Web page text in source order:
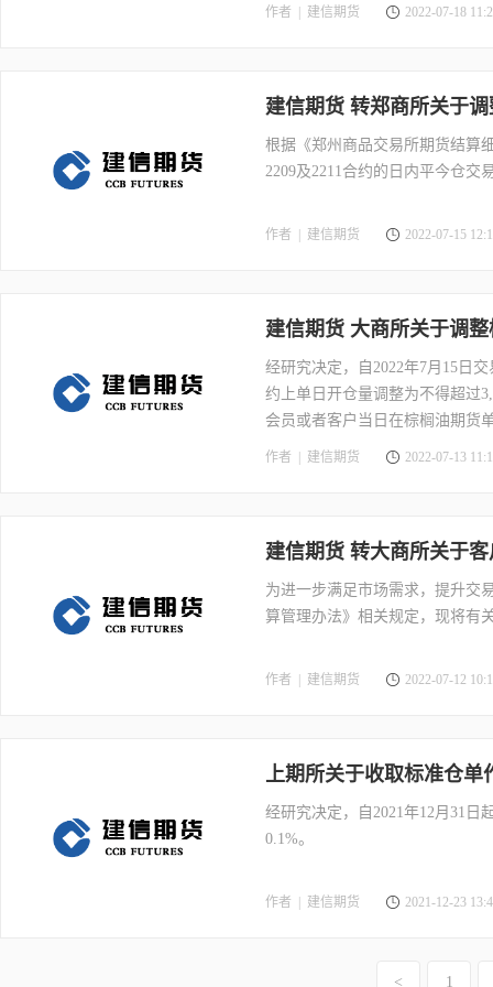
作者 | 建信期货 2022-07-18
建信期货 转郑商所关于
根据《郑州商品交易所期货结算
2209及2211合约的日内平今仓交
作者 | 建信期货 2022-07-15
建信期货 大商所关于调
经研究决定，自2022年7月15日
约上单日开仓量调整为不得超过
会员或者客户当日在棕榈油期货
作者 | 建信期货 2022-07-13
建信期货 转大商所关于
为进一步满足市场需求，提升交
算管理办法》相关规定，现将有
作者 | 建信期货 2022-07-12
上期所关于收取标准仓单
经研究决定，自2021年12月31
0.1%。
作者 | 建信期货 2021-12-23
< 1